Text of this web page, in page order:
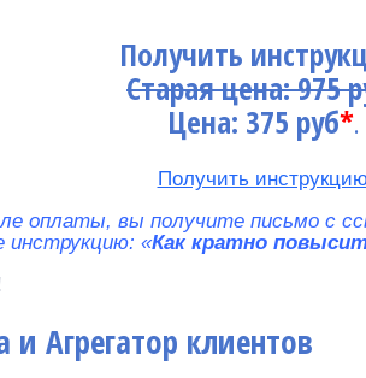
Получить
Старая цена: 975
Цена: 375 руб*.
Получить инструкцию
оплаты, вы получите письмо с
инструкцию: «Как кратно
Агрегатор клиентов